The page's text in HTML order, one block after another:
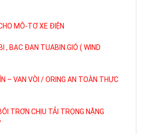
MÔ-TƠ XE ĐIỆN
, BẠC ĐẠN TUABIN GIÓ ( WIND
– VAN VÒI / ORING AN TOÀN THỰC
TRƠN CHỊU TẢI TRỌNG NẶNG